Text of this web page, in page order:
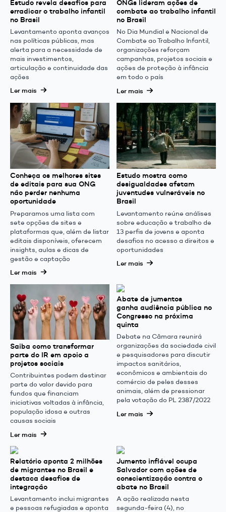
Estudo revela desafios para
erradicar o trabalho infantil
no Brasil
Levantamento aponta avanços
nas políticas públicas, mas
alerta para a necessidade de
mais investimentos,
articulação e continuidade das
ações
Ler mais
ONGs lideram ações de
combate ao trabalho infantil
no Brasil
No Dia Mundial e Nacional de
Combate ao Trabalho Infantil,
organizações reforçam
campanhas, projetos sociais e
ações de proteção à infância
em todo o país
Ler mais
Conheça os melhores sites
de editais para sua ONG
não perder nenhuma
oportunidade
Preparamos uma lista com
sete opções de sites e
plataformas que, além de listar
editais disponíveis, oferecem
insights, aulas e dicas de
gestão e captação
Ler mais
Estudo mostra como
desigualdades afetam
juventudes vulneráveis no
Brasil
Levantamento reúne análises
sobre educação e trabalho de
13 perfis de jovens e aponta
desafios no acesso a direitos e
oportunidades
Ler mais
Saiba como transformar
parte do IR em apoio a
projetos sociais
Contribuintes podem destinar
parte do valor devido para
fundos que financiam
iniciativas voltadas à infância,
população idosa e outras
causas sociais
Ler mais
Abate de jumentos
ganha audiência pública no
Congresso na próxima
quinta
Debate na Câmara reunirá
organizações da sociedade civil
e pesquisadores para discutir
impactos sanitários,
econômicos e ambientais do
comércio de peles desses
animais, além de pressionar
pela votação do PL 2387/2022
Ler mais
Relatório aponta 2 milhões
de migrantes no Brasil e
destaca desafios de
integração
Levantamento inclui migrantes
e pessoas refugiadas e aponta
Jumento inflável ocupa
Salvador com ações de
conscientização contra o
abate no Brasil
A ação realizada nesta
segunda-feira (4), no